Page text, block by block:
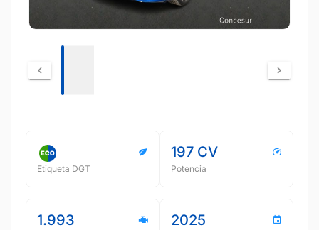
Etiqueta DGT
197 CV
Potencia
1.993 2025